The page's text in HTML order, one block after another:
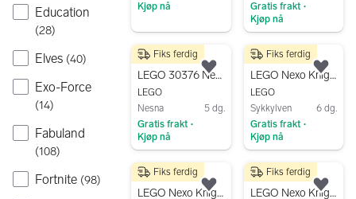
Education
(28)
Elves (40)
Exo-Force
(14)
Fabuland
(108)
Fortnite (98)
Kjøp nå
Gå til annonsen
Gratis frakt •
Kjøp nå
250 kr
LEGO 30376 Nexo Knights Knighton Rider
LEGO
Nesna
5 dg.
Gratis frakt •
Kjøp nå
Fiks ferdig
Legg til som favoritt.
2 000 kr
LEGO Nexo Knights LEGO sett
LEGO
Sykkylven
6 dg.
Gratis frakt •
Kjøp nå
Fiks ferdig
139 kr
LEGO Nexo Knights 30378 Shrunken Headquarters
Fiks ferdig
Legg til som favoritt.
100 kr
LEGO Nexo Knights 70362 Lance og 70365 Axl
Fiks ferdig